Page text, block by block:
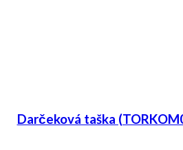
Darčeková taška